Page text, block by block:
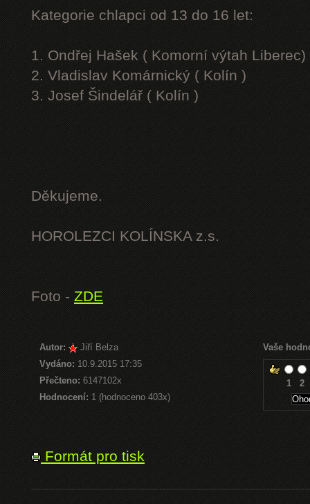
Kategorie chlapci od 13 do 16 let:
1. Ondřej Hašek ( Komorní výtah Liberec)
2. Vladislav Komárnický ( Kolín )
3. Josef Šindelář ( Kolín )
Děkujeme.
HOROLEZCI KOLÍNSKA z.s.
Foto - ZDE
Autor:
Jiří Belza
Vydáno: 10.9.2015 17:35
Přečteno:6147102x
Hodnocení: 1 (hodnoceno 403x)
Vaše
1 2
Formát pro tisk